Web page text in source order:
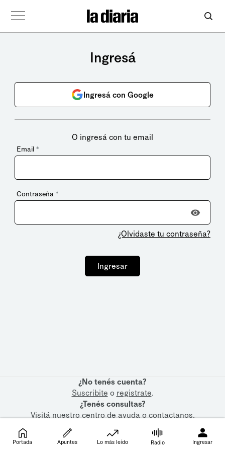
Ingresá
Ingresá con Google
O ingresá con tu email
Email *
Contraseña *
¿Olvidaste tu contraseña?
Ingresar
¿No tenés cuenta?
Suscribite o registrate.
¿Tenés consultas?
Visitá nuestrocentro de ayudaocontactanos.
Portada Apuntes Lo más leído Radio Ingresar